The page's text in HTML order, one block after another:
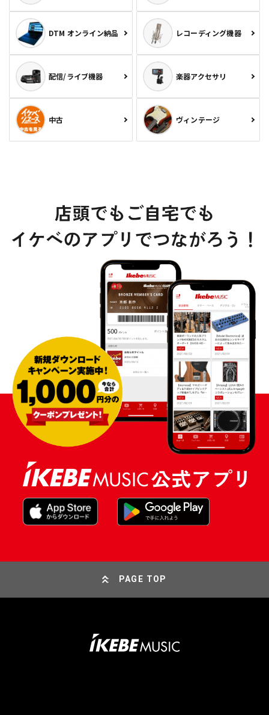
DTM オンライン納品 レコーディング機器
配信/ライブ機器 楽器アクセサリ
中古 ヴィンテージ
PAGE TOP